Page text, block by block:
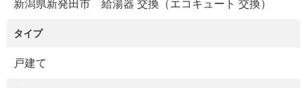
新潟県新発田市 給湯器 交換（エコキュート 交換）
タイプ
戸建て